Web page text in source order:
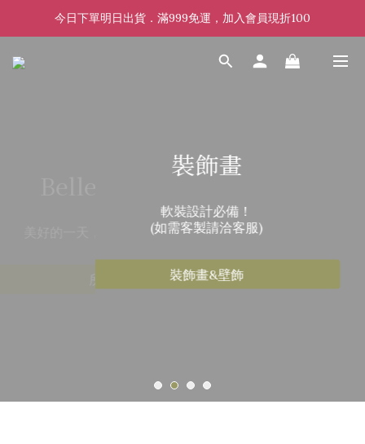
今日下單明日出貨．滿999免運，加入會員現折100
裝飾畫
軟裝設計必備！
(如需客製請洽客服)
裝飾畫&壁飾